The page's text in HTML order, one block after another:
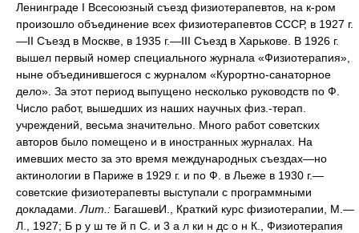
Ленинграде I Всесоюзный съезд физиотерапевтов, на к-ром
произошло объединение всех физиотерапевтов СССР, в 1927 г.
—II Съезд в Москве, в 1935 г.—III Съезд в Харькове. В 1926 г.
вышел первый номер специального журнала «Физиотерапия»,
ныне объединившегося с журналом «Курортно-санаторное
дело». За этот период выпущено несколько руководств по Ф.
Число работ, вышедших из наших научных физ.-терап.
учреждений, весьма значительно. Много работ советских
авторов было помещено и в иностранных журналах. На
имевших место за это время международных съездах—но
актинологии в Париже в 1929 г. и по Ф. в Льеже в 1930 г.—
советские физиотерапевты выступали с программными
докладами. Лит.: БагашевИ., Краткий курс физиотерапии, М.—
Л., 1927; Б р у ш те й п С. и 3 а л ки н дс о н К., Физиотерапия